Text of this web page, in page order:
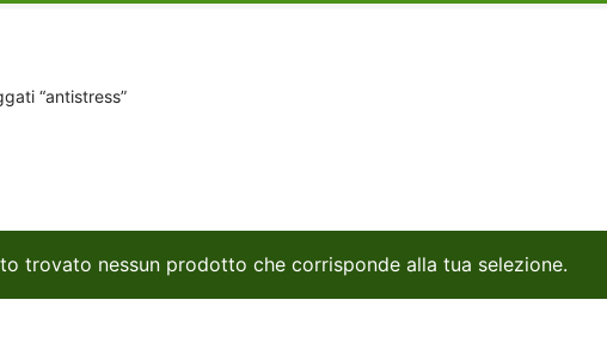
“antistress”
trovato nessun prodotto che corrisponde alla tua selezione.